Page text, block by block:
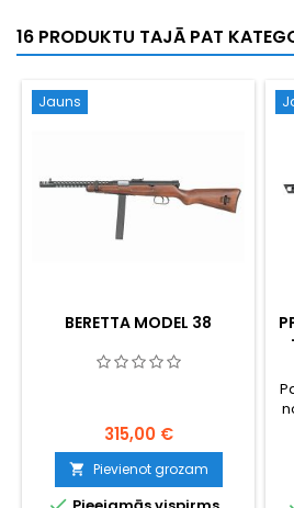
16 PRODUKTU TAJĀ PAT
Jauns
BERETTA MODEL 38
315,00 €
 Pievienot grozam